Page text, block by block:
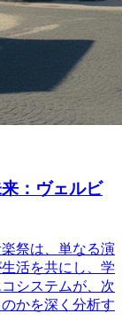
：ヴェルビ
祭は、単なる演
活を共にし、学
システムが、次
かを深く分析す